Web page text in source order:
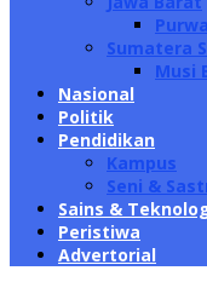
Sumatera
Musi
Nasional
Politik
Pendidikan
Kampus
Seni &
Sains &
Peristiwa
Advertorial